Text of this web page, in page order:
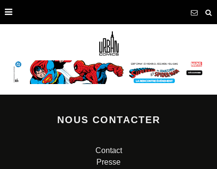
NOUS CONTACTER
Contact
Presse